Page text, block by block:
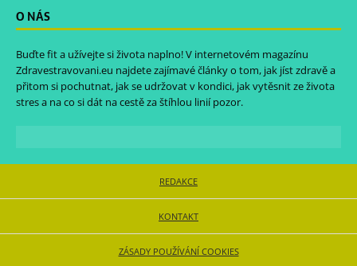
O NÁS
Buďte fit a užívejte si života naplno! V internetovém magazínu
Zdravestravovani.eu najdete zajímavé články o tom, jak jíst zdravě a
přitom si pochutnat, jak se udržovat v kondici, jak vytěsnit ze života
stres a na co si dát na cestě za štíhlou linií pozor.
REDAKCE
KONTAKT
ZÁSADY POUŽÍVÁNÍ COOKIES